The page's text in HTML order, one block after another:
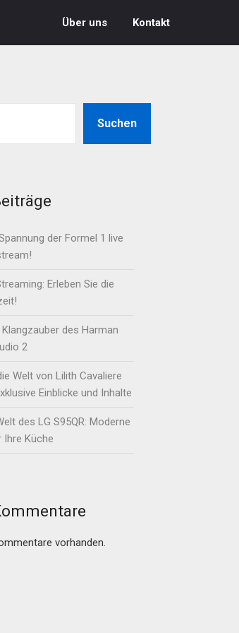
Über uns Kontakt
Suchen
der Formel 1 live
Erleben Sie die
des Harman
2
Welt von Lilith Cavaliere
Einblicke und Inhalte
des LG S95QR: Moderne
Küche
vorhanden.